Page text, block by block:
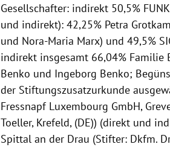
Gesellschafter: indirekt 50,5%
und indirekt): 42,25% Petra
und Nora-Maria Marx) und 49,5%
indirekt insgesamt 66,04% Familie
Benko und Ingeborg Benko;
der Stiftungszusatzurkunde
Fressnapf Luxembourg GmbH,
Toeller, Krefeld, (DE)) (direkt und
Spittal an der Drau (Stifter: Dkfm.